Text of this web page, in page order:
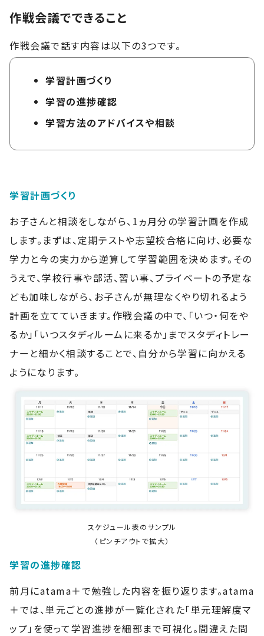
作戦会議でできること
作戦会議で話す内容は以下の3つです。
学習計画づくり
学習の進捗確認
学習方法のアドバイスや相談
学習計画づくり
お子さんと相談をしながら、1ヵ月分の学習計画を作成
します。まずは、定期テストや志望校合格に向け、必要な
学力と今の実力から逆算して学習範囲を決めます。その
うえで、学校行事や部活、習い事、プライベートの予定な
ども加味しながら、お子さんが無理なくやり切れるよう
計画を立てていきます。作戦会議の中で、「いつ・何をや
るか」「いつスタディルームに来るか」までスタディトレー
ナーと細かく相談することで、自分から学習に向かえる
ようになります。
スケジュール表のサンプル
（ピンチアウトで拡大）
学習の進捗確認
前月にatama＋で勉強した内容を振り返ります。atama
＋では、単元ごとの進捗が一覧化された「単元理解度マ
ップ」を使って学習進捗を細部まで可視化。間違えた問